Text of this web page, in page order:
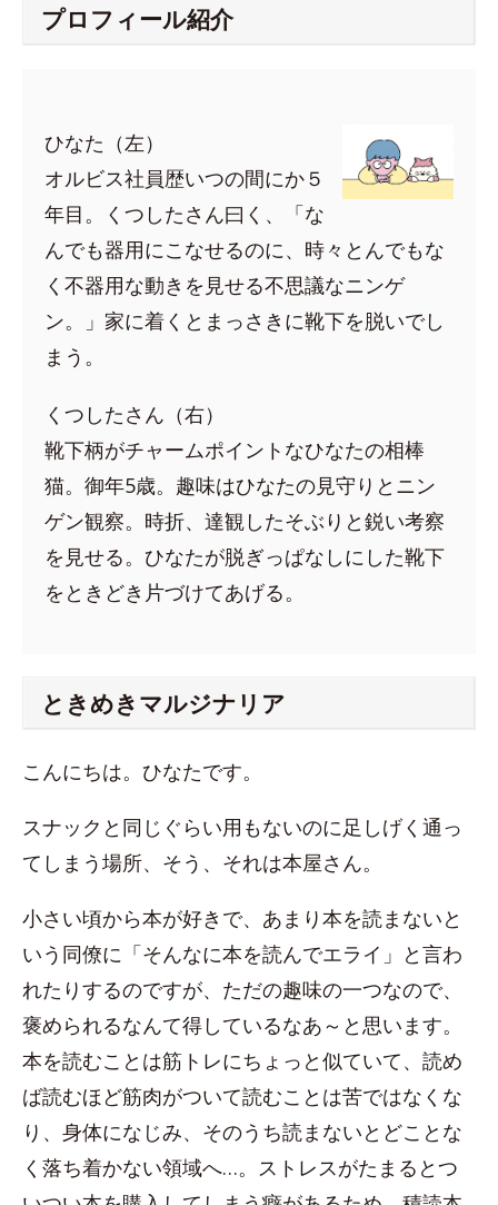
プロフィール紹介
ひなた（左）
オルビス社員歴いつの間にか５
年目。くつしたさん曰く、「な
んでも器用にこなせるのに、時々とんでもな
く不器用な動きを見せる不思議なニンゲ
ン。」家に着くとまっさきに靴下を脱いでし
まう。
くつしたさん（右）
靴下柄がチャームポイントなひなたの相棒
猫。御年5歳。趣味はひなたの見守りとニン
ゲン観察。時折、達観したそぶりと鋭い考察
を見せる。ひなたが脱ぎっぱなしにした靴下
をときどき片づけてあげる。
ときめきマルジナリア
こんにちは。ひなたです。
スナックと同じぐらい用もないのに足しげく通っ
てしまう場所、そう、それは本屋さん。
小さい頃から本が好きで、あまり本を読まないと
いう同僚に「そんなに本を読んでエライ」と言わ
れたりするのですが、ただの趣味の一つなので、
褒められるなんて得しているなあ～と思います。
本を読むことは筋トレにちょっと似ていて、読め
ば読むほど筋肉がついて読むことは苦ではなくな
り、身体になじみ、そのうち読まないとどことな
く落ち着かない領域へ…。ストレスがたまるとつ